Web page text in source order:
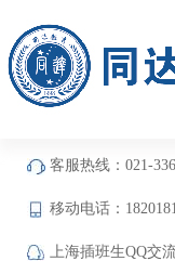
客服热线：021-
移动电话：
上海插班生QQ交